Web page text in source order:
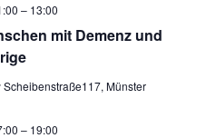
mit Demenz und
– 13:00
Scheibenstraße117, Münster
– 19:00